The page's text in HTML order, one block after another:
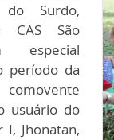
do Surdo,
CAS São
especial
período da
usuário do
I, Jhonatan,